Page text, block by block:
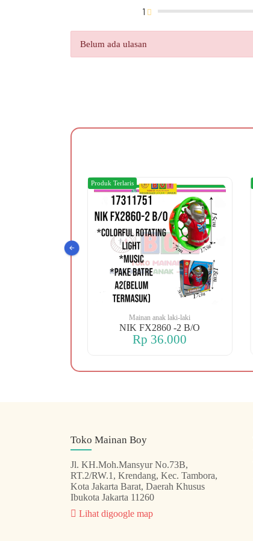
1
Belum ada ulasan
Mainan anak laki-laki
NIK FX2860 -2 B/O
Rp 36.000
Produk Terlaris
Toko Mainan Boy
Jl. KH.Moh.Mansyur No.73B,
RT.2/RW.1, Krendang, Kec. Tambora,
Kota Jakarta Barat, Daerah Khusus
Ibukota Jakarta 11260
Lihat digoogle map